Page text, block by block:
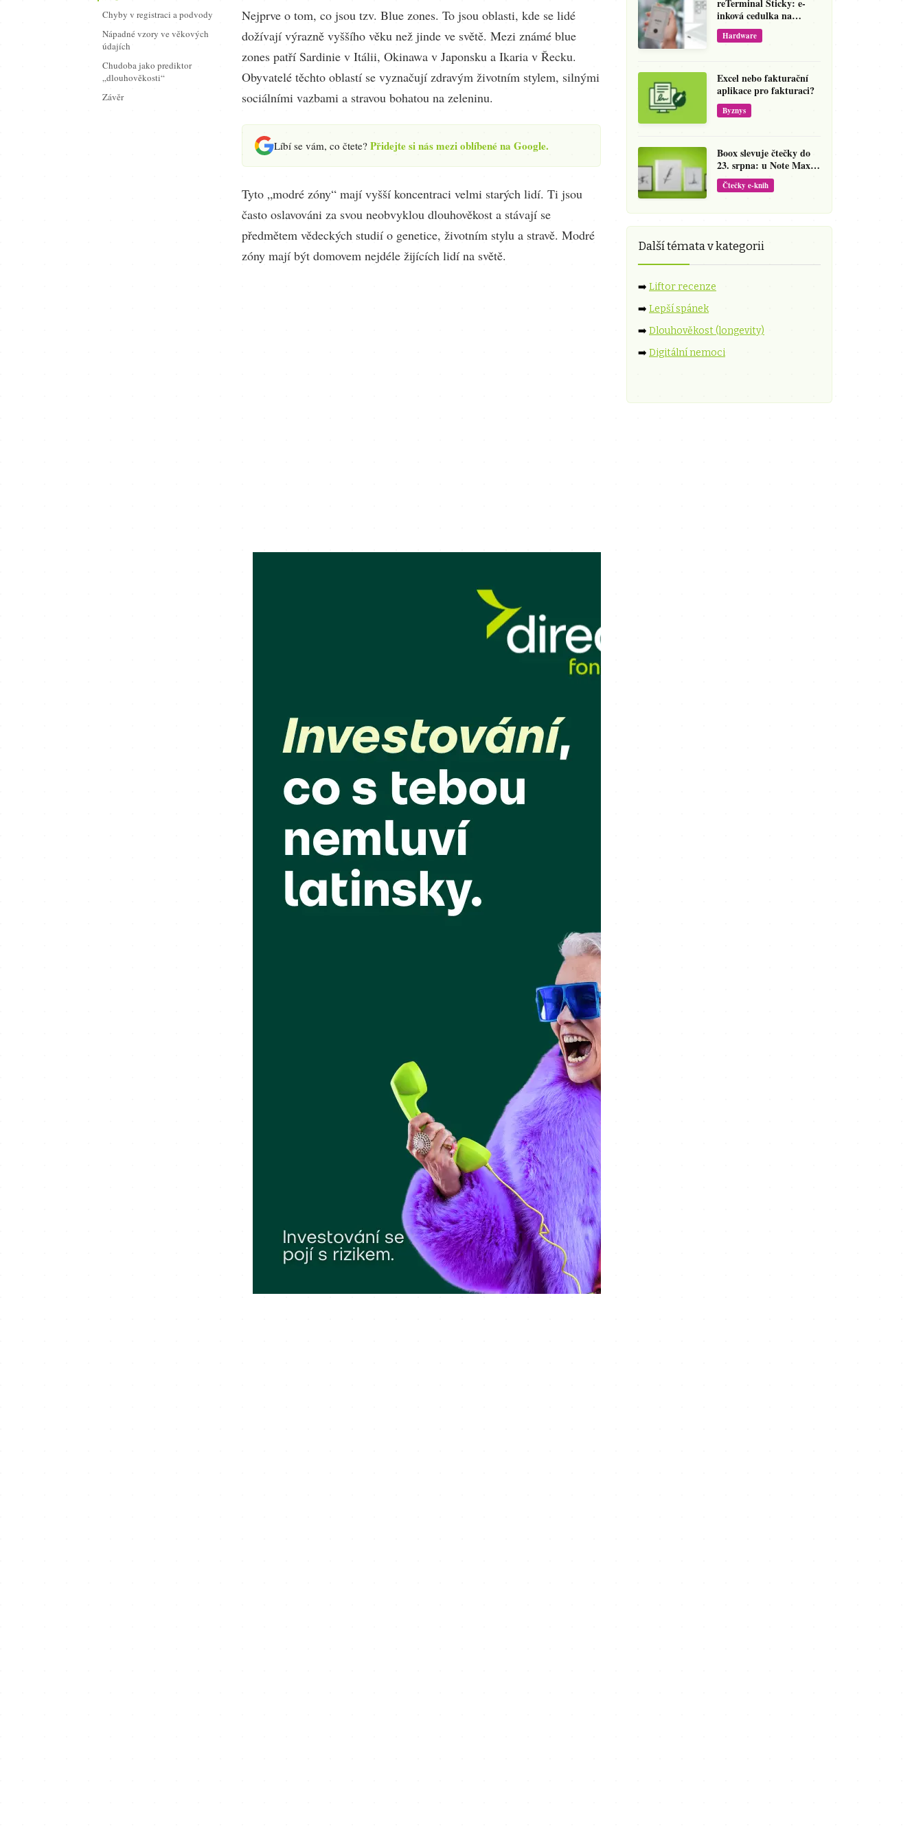
Chyby v registraci a podvody
Nápadné vzory ve věkových
údajích
Chudoba jako prediktor
„dlouhověkosti“
Závěr
Nejprve o tom, co jsou tzv. Blue zones. To jsou oblasti, kde se lidé
dožívají výrazně vyššího věku než jinde ve světě. Mezi známé blue
zones patří Sardinie v Itálii, Okinawa v Japonsku a Ikaria v Řecku.
Obyvatelé těchto oblastí se vyznačují zdravým životním stylem, silnými
sociálními vazbami a stravou bohatou na zeleninu.
Líbí se vám, co čtete? Přidejte si nás mezi oblíbené na Google.
Tyto „modré zóny“ mají vyšší koncentraci velmi starých lidí. Ti jsou
často oslavováni za svou neobvyklou dlouhověkost a stávají se
předmětem vědeckých studií o genetice, životním stylu a stravě. Modré
zóny mají být domovem nejdéle žijících lidí na světě.
reTerminal Sticky: e-
inková cedulka na
ledničku, která přepíše
váš hlas na vzkaz
Hardware
Excel nebo fakturační
aplikace pro fakturaci?
Byznys
Boox slevuje čtečky do
23. srpna: u Note Maxu
jde cena dolů o 138 eur
Čtečky e-knih
Další témata v kategorii
➡️ Liftor recenze
➡️ Lepší spánek
➡️ Dlouhověkost (longevity)
➡️ Digitální nemoci